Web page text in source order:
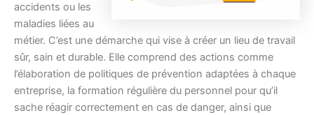
accidents ou les
maladies liées au
métier. C’est une démarche qui vise à créer un lieu de travail
sûr, sain et durable. Elle comprend des actions comme
l’élaboration de politiques de prévention adaptées à chaque
entreprise, la formation régulière du personnel pour qu’il
sache réagir correctement en cas de danger, ainsi que